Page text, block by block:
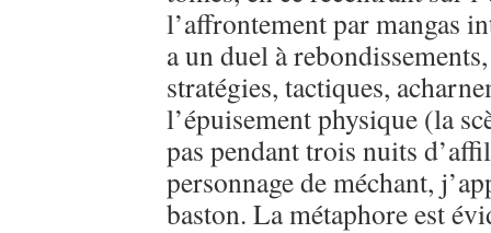
l’affrontement par mangas
a un duel à
stratégies, tactiques,
l’épuisement physique (la
pas pendant trois nuits
personnage de méchant,
baston. La métaphore est